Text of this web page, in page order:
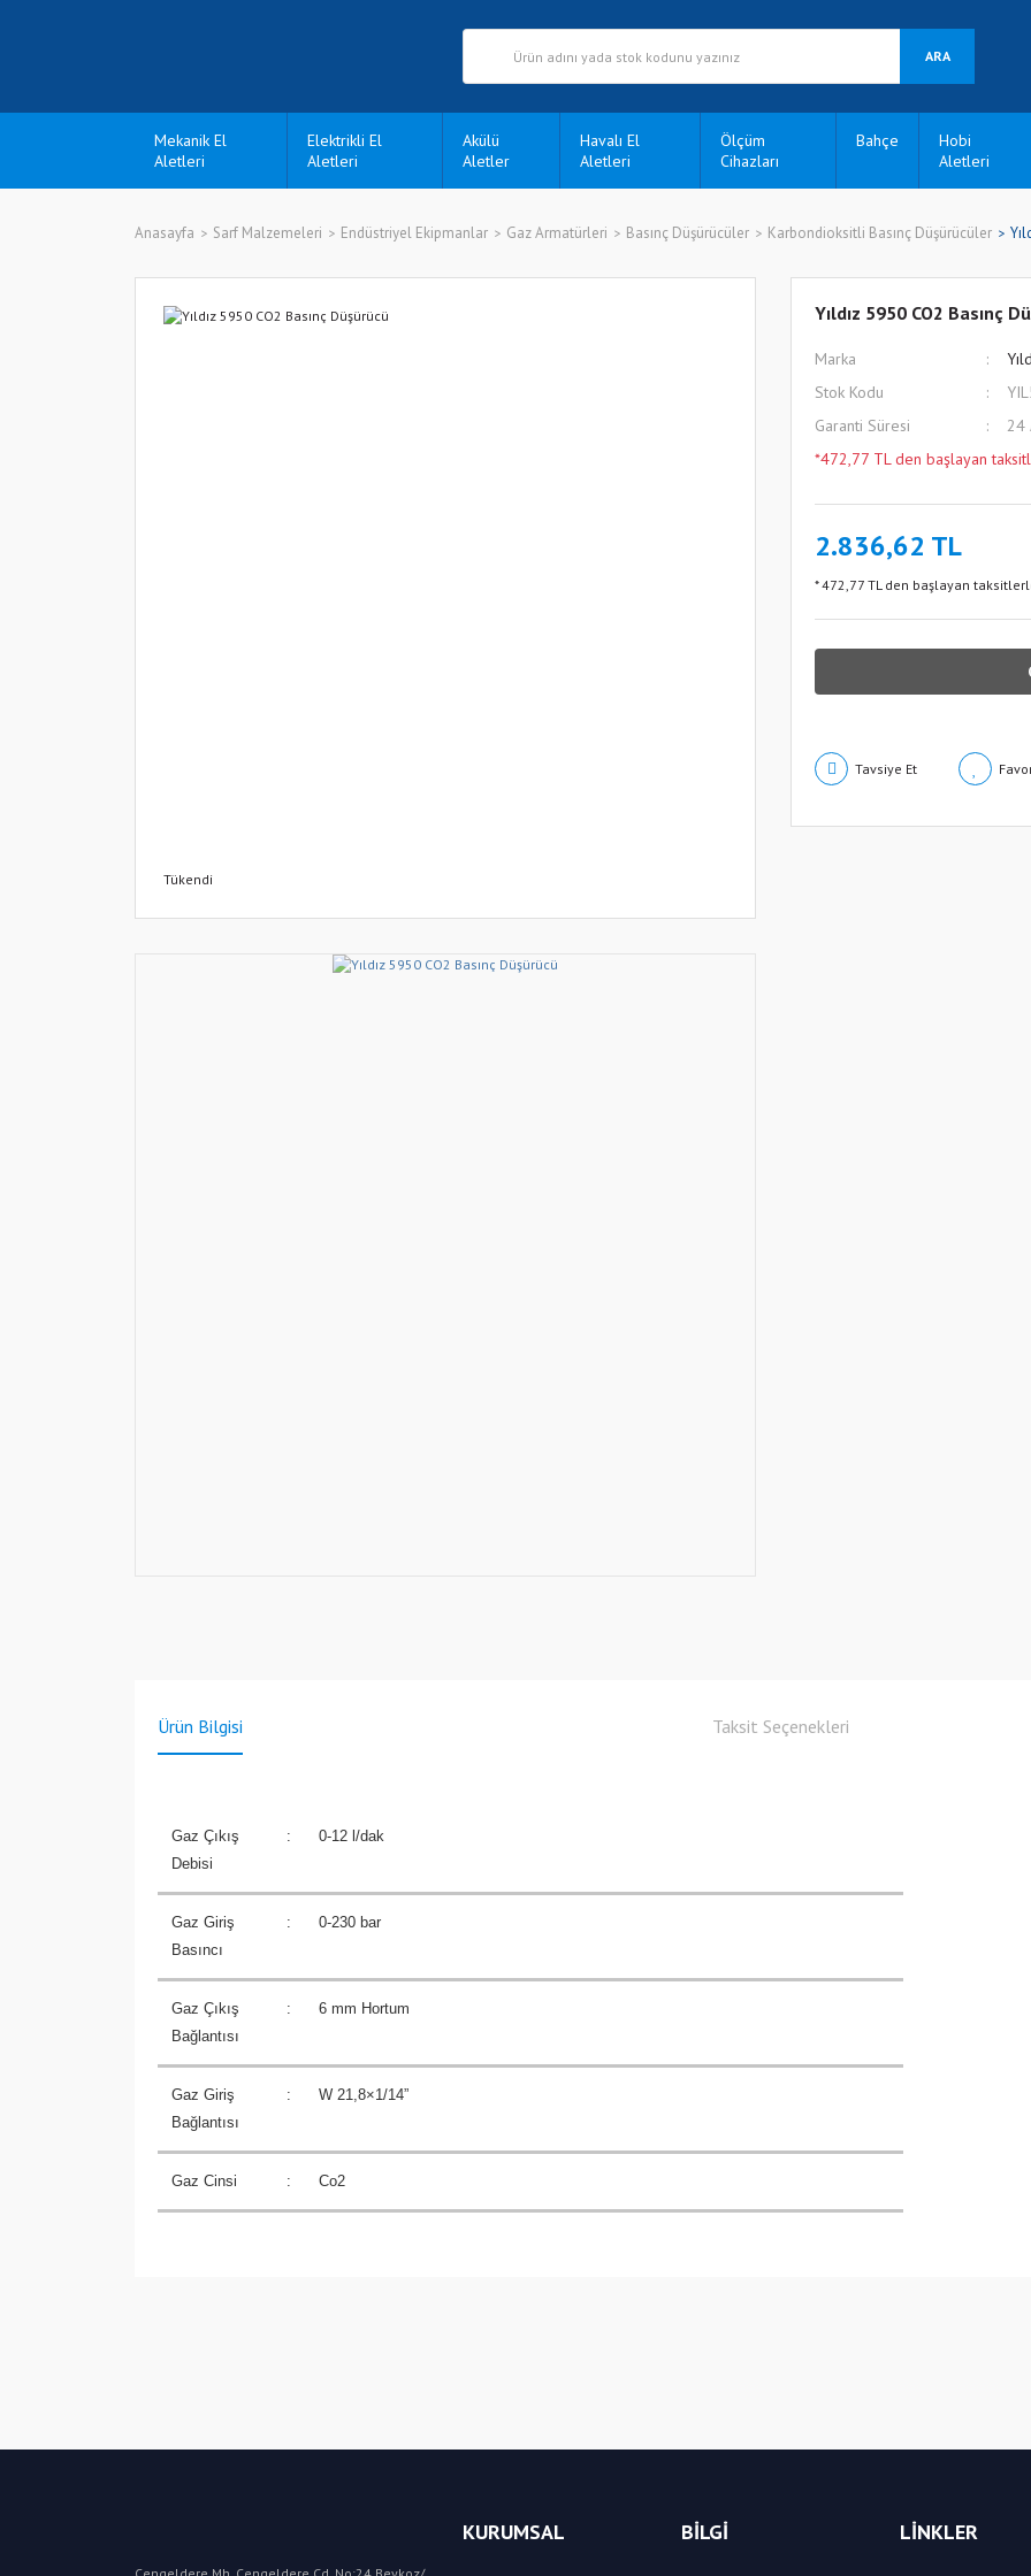
ARA
Mekanik El
Aletleri
Elektrikli El
Aletleri
Akülü
Aletler
Havalı El
Aletleri
Ölçüm
Cihazları
Bahçe
Hobi
Aletleri
Anasayfa Sarf Malzemeleri Endüstriyel Ekipmanlar Gaz Armatürleri Basınç Düşürücüler Karbondioksitli Basınç Düşürücüler
Tükendi
Yıldız 5950 CO2 Basınç
Marka
Stok Kodu
Garanti Süresi
24
*472,77 TL den başlayan
2.836,62 TL
* 472,77 TL den başlayan
Tavsiye Et
Ürün Bilgisi Taksit Seçenekleri
Gaz Çıkış
Debisi
: 0-12 l/dak
Gaz Giriş
Basıncı
: 0-230 bar
Gaz Çıkış
Bağlantısı
: 6 mm Hortum
Gaz Giriş
Bağlantısı
: W 21,8×1/14”
Gaz Cinsi : Co2
KURUMSAL BİLGİ LİNKLER